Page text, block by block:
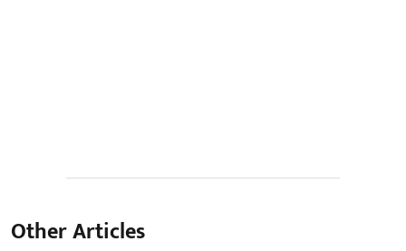
Other Articles